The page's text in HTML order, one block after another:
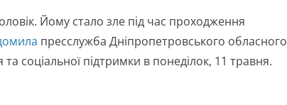
Йому стало зле під час проходження
пресслужба Дніпропетровського обласного
соціальної підтримки в понеділок, 11 травня.